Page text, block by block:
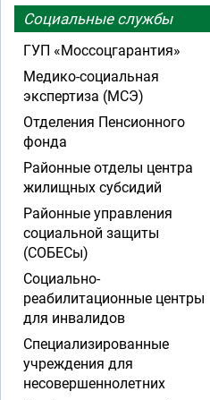
Социальные службы
ГУП «Моссоцгарантия»
Медико-социальная
экспертиза (МСЭ)
Отделения Пенсионного
фонда
Районные отделы центра
жилищных субсидий
Районные управления
социальной защиты
(СОБЕСы)
Социально-
реабилитационные центры
для инвалидов
Специализированные
учреждения для
несовершеннолетних